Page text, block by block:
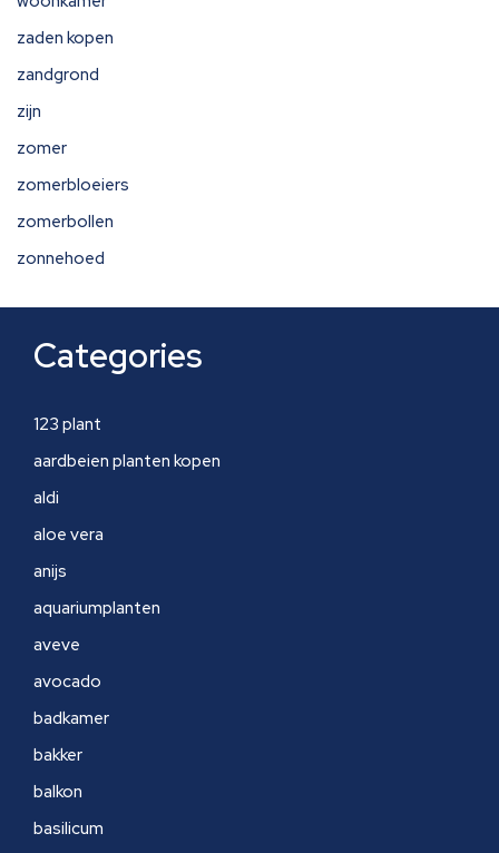
zaden kopen
zandgrond
zijn
zomer
zomerbloeiers
zomerbollen
zonnehoed
Categories
123 plant
aardbeien planten kopen
aldi
aloe vera
anijs
aquariumplanten
aveve
avocado
badkamer
bakker
balkon
basilicum